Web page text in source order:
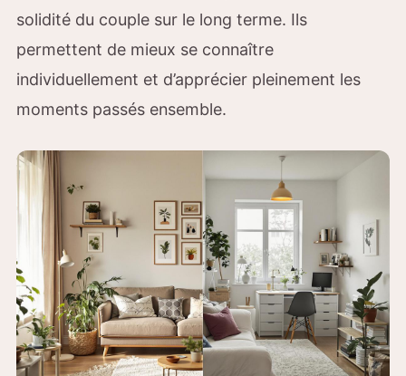
solidité du couple sur le long terme. Ils
permettent de mieux se connaître
individuellement et d’apprécier pleinement les
moments passés ensemble.